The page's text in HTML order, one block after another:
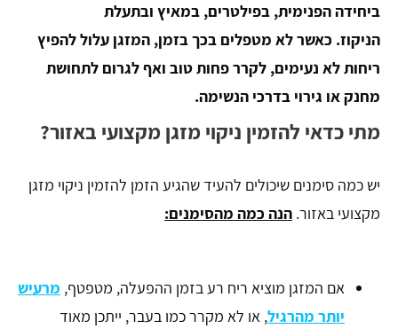
ביחידה הפנימית, בפילטרים, במאיץ ובתעלת
הניקוז. כאשר לא מטפלים בכך בזמן, המזגן עלול להפיץ
ריחות לא נעימים, לקרר פחות טוב ואף לגרום לתחושת
מחנק או גירוי בדרכי הנשימה.
מתי כדאי להזמין ניקוי מזגן מקצועי באזור?
יש כמה סימנים שיכולים להעיד שהגיע הזמן להזמין ניקוי מזגן
מקצועי באזור. הנה כמה מהסימנים:
אם המזגן מוציא ריח רע בזמן ההפעלה, מטפטף, מרעיש
יותר מהרגיל, או לא מקרר כמו בעבר, ייתכן מאוד